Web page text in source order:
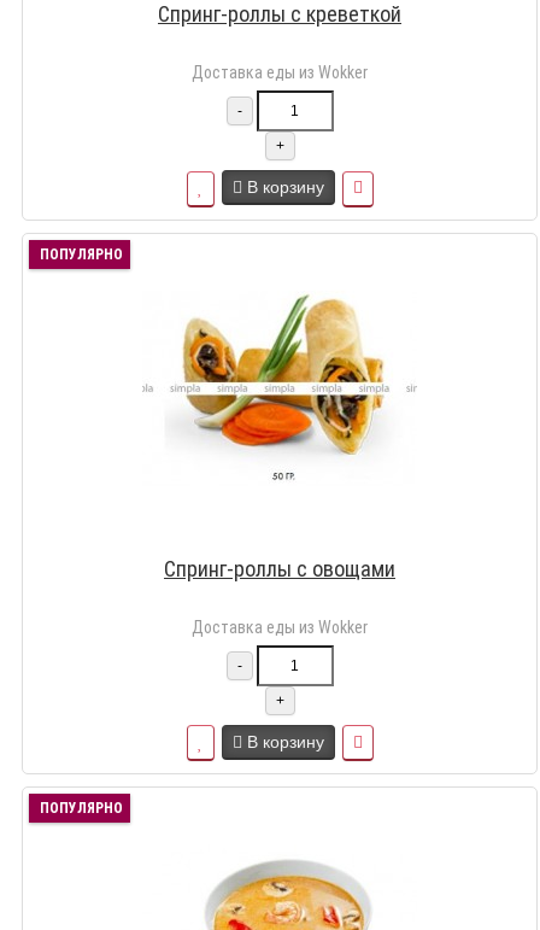
Спринг-роллы с креветкой
Доставка еды из Wokker
-
+
В корзину
ПОПУЛЯРНО
Спринг-роллы с овощами
Доставка еды из Wokker
-
+
В корзину
ПОПУЛЯРНО